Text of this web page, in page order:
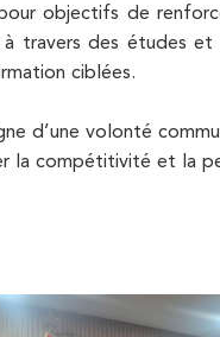
objectifs de
travers des études
ciblées.
d’une volonté
la compétitivité et la